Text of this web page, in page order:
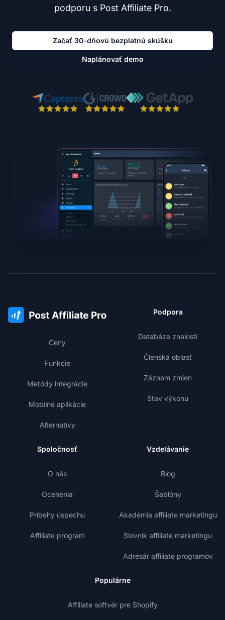
podporu s Post Affiliate Pro.
Začať 30-dňovú bezplatnú skúšku
Naplánovať demo
Ceny
Funkcie
Metódy integrácie
Mobilné aplikácie
Alternatívy
Podpora
Databáza znalostí
Členská oblasť
Záznam zmien
Stav výkonu
Spoločnosť
O nás
Ocenenia
Príbehy úspechu
Affiliate program
Vzdelávanie
Blog
Šablóny
Akadémia affiliate marketingu
Slovník affiliate marketingu
Adresár affiliate programov
Populárne
Affiliate softvér pre Shopify